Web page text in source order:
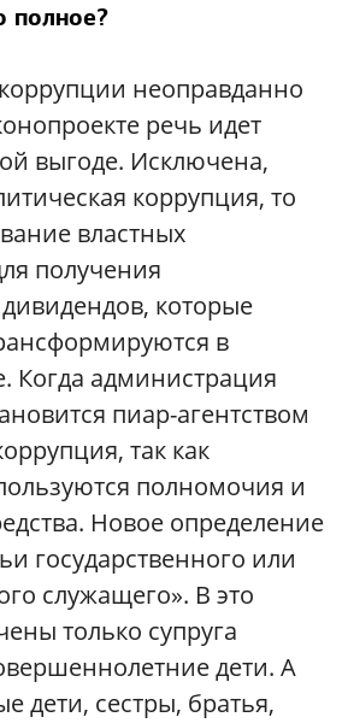
полное?
неоправданно
речь идет
выгоде. Исключена,
коррупция, то
властных
получения
которые
в
Когда администрация
пиар-агентством
так как
полномочия и
Новое определение
государственного или
служащего». В это
только супруга
дети. А
дети, сестры, братья,